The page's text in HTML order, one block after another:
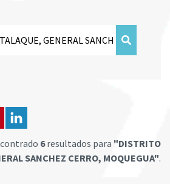
6resultados para "DISTRITO
SANCHEZ CERRO, MOQUEGUA".